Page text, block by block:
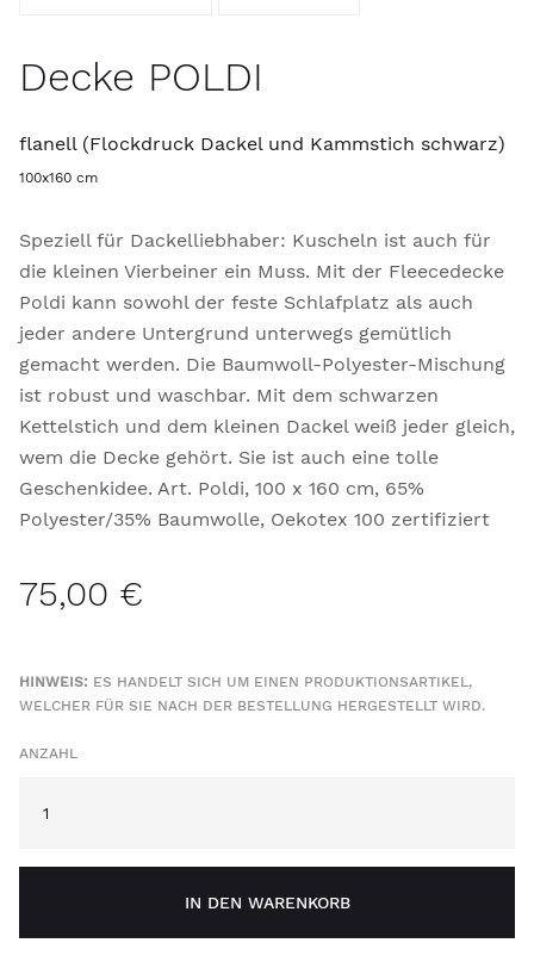
Decke POLDI
flanell (Flockdruck Dackel und Kammstich schwarz)
100x160 cm
Speziell für Dackelliebhaber: Kuscheln ist auch für
die kleinen Vierbeiner ein Muss. Mit der Fleecedecke
Poldi kann sowohl der feste Schlafplatz als auch
jeder andere Untergrund unterwegs gemütlich
gemacht werden. Die Baumwoll-Polyester-Mischung
ist robust und waschbar. Mit dem schwarzen
Kettelstich und dem kleinen Dackel weiß jeder gleich,
wem die Decke gehört. Sie ist auch eine tolle
Geschenkidee. Art. Poldi, 100 x 160 cm, 65%
Polyester/35% Baumwolle, Oekotex 100 zertifiziert
75,00 €
HINWEIS: ES HANDELT SICH UM EINEN PRODUKTIONSARTIKEL,
WELCHER FÜR SIE NACH DER BESTELLUNG HERGESTELLT WIRD.
ANZAHL
IN DEN WARENKORB